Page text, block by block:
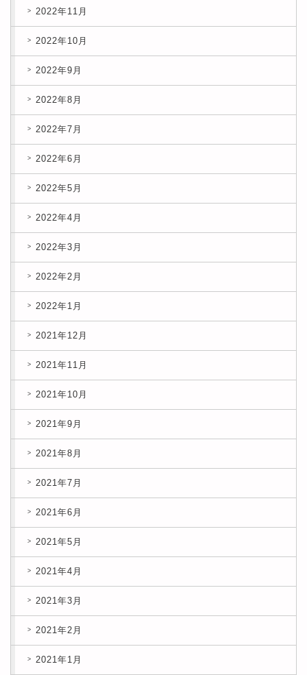
2022年11月
2022年10月
2022年9月
2022年8月
2022年7月
2022年6月
2022年5月
2022年4月
2022年3月
2022年2月
2022年1月
2021年12月
2021年11月
2021年10月
2021年9月
2021年8月
2021年7月
2021年6月
2021年5月
2021年4月
2021年3月
2021年2月
2021年1月